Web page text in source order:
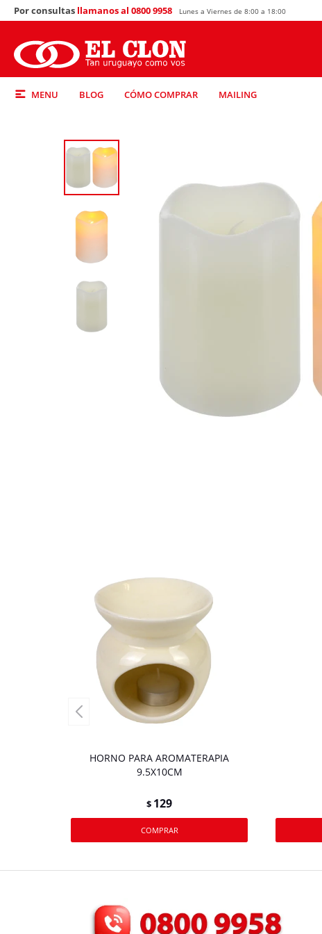
MENU BLOG CÓMO COMPRAR MAILING
Por consultas llamanos al 0800 9958 Lunes a Viernes de 8:00 a 18:00
HORNO PARA AROMATERAPIA
9.5X10CM
$ 129